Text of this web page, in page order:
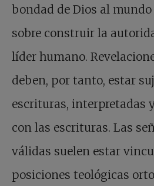
bondad de Dios al
sobre construir la
líder humano.
deben, por tanto, estar
escrituras, interpretadas
con las escrituras. Las
válidas suelen estar
posiciones teológicas